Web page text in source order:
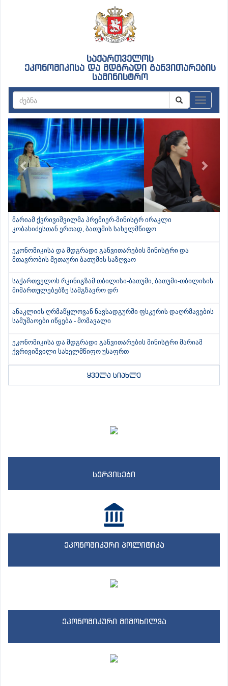
საქართველოს
ეკონომიკისა და მდგრადი განვითარების
სამინისტრო
Previous
მარიამ ქვრივიშვილმა პრემიერ-მინისტრ ირაკლი
კობახიძესთან ერთად, ბათუმის სახელმწიფო
ეკონომიკისა და მდგრადი განვითარების მინისტრი და
მთავრობის მეთაური ბათუმის საზღვაო
საქართველოს რკინიგზამ თბილისი-ბათუმი, ბათუმი-თბილისის
მიმართულებებზე სამგზავრო დრ
ანაკლიის ღრმაწყლოვან ნავსადგურში ფსკერის დაღრმავების
სამუშაოები იწყება - მომავალი
ეკონომიკისა და მდგრადი განვითარების მინისტრი მარიამ
ქვრივიშვილი სახელმწიფო უსაფრთ
ყველა სიახლე
სერვისები
ეკონომიკური პოლიტიკა
ეკონომიკური მიმოხილვა